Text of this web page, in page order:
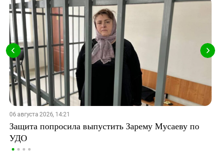
06 августа 2026, 14:21
Защита попросила выпустить Зарему Мусаеву по
УДО